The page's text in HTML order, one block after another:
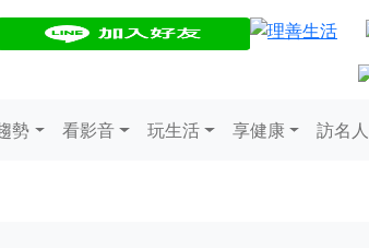
勢 看影音 玩生活 享健康 訪名人